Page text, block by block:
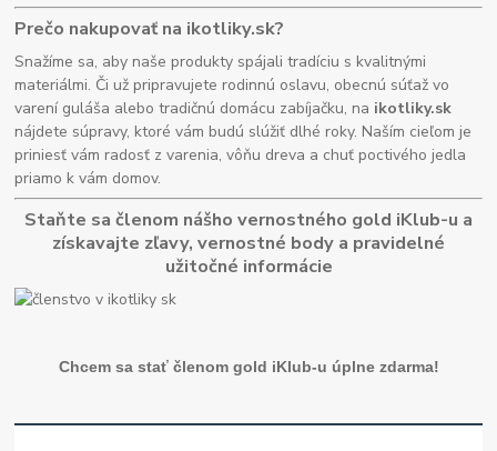
Prečo nakupovať na ikotliky.sk?
Snažíme sa, aby naše produkty spájali tradíciu s kvalitnými
materiálmi. Či už pripravujete rodinnú oslavu, obecnú súťaž vo
varení guláša alebo tradičnú domácu zabíjačku, na ikotliky.sk
nájdete súpravy, ktoré vám budú slúžiť dlhé roky. Naším cieľom je
priniesť vám radosť z varenia, vôňu dreva a chuť poctivého jedla
priamo k vám domov.
Staňte sa členom nášho vernostného gold iKlub-u a
získavajte zľavy, vernostné body a pravidelné
užitočné informácie
Chcem sa stať členom gold iKlub-u úplne zdarma!